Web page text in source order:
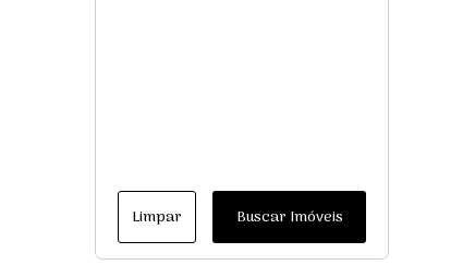
Limpar Buscar Imóveis